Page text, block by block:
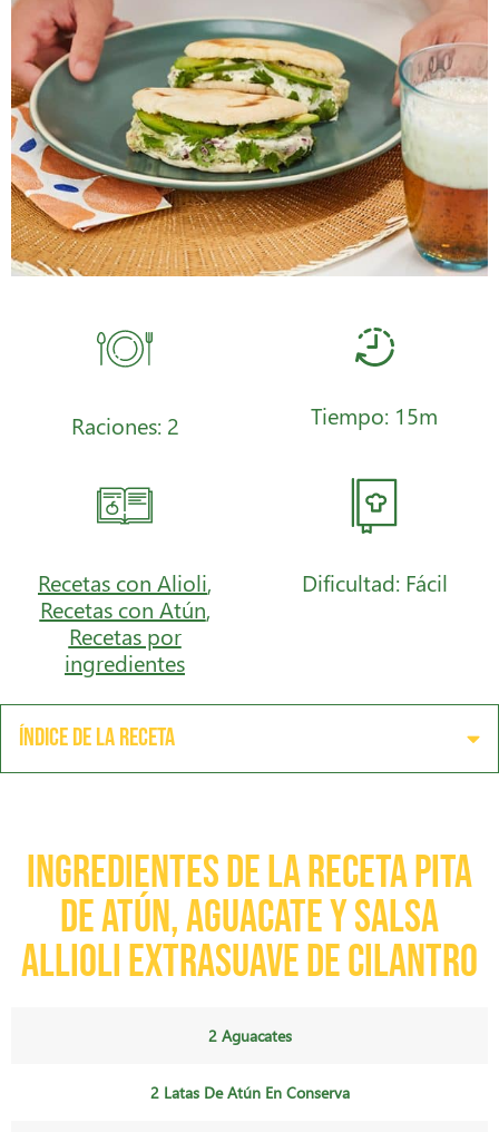
Raciones: 2 Tiempo: 15m
Recetas con Alioli,
Recetas con Atún,
Recetas por
ingredientes
Dificultad: Fácil
Índice de la receta
Ingredientes de la receta Pita
de atún, aguacate y salsa
allioli extrasuave de cilantro
2 Aguacates
2 Latas De Atún En Conserva